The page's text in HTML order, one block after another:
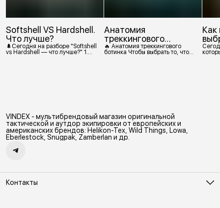
Softshell VS Hardshell.
Что лучше?
🌲Сегодня на разборе "Softshell
vs Hardshell — что лучше?" 1.
эластичной тканью. •
Ветрозащитный мембранный
Softshell Демисезонная гор
Анатомия
треккингового
ботинка
🔥 Анатомия треккингового
ботинка Чтобы выбрать то, что
пропорциях. Обеспечивает
сцепление с поверхностью,
защиту от истрирания и износа,
а также безопасность. 2
Как
VINDEX - мультибрендовый магазин оригинальной
тактической и аутдор экипировки от европейских и
американских брендов: Helikon-Tex, Wild Things, Lowa,
Eberlestock, Snugpak, Zamberlan и др.
Контакты